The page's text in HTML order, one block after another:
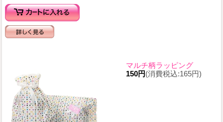
マルチ柄ラッピング
150円(消費税込:165円)